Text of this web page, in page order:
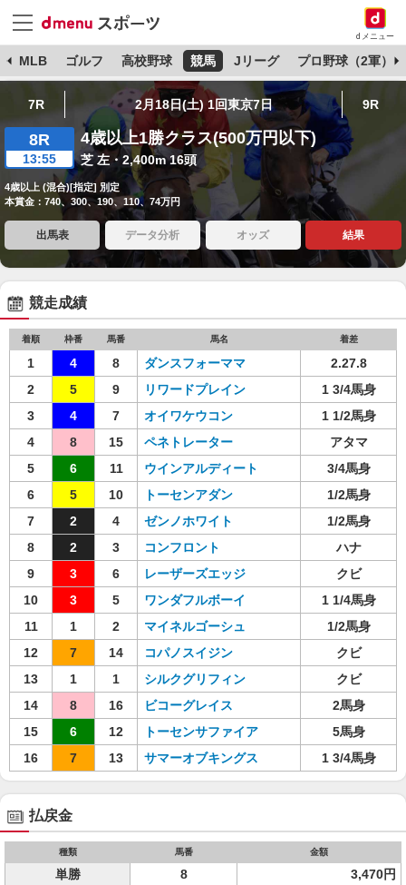
dメニュー
MLB ゴルフ 高校野球 競馬 Jリーグ プロ野球（2軍）
7R 2月18日(土) 1回東京7日 9R
8R
13:55
4歳以上1勝クラス(500万円以下)
芝 左・2,400m 16頭
4歳以上 (混合)[指定] 別定
本賞金：740、300、190、110、74万円
出馬表 データ分析 オッズ 結果
競走成績
着順 枠番 馬番 馬名 着差
1 4 8 ダンスフォーママ
2.27.8
2
5 9 リワードプレイン
1 3/4馬身
3
4 7 オイワケウコン
1 1/2馬身
4
8 15 ペネトレーター
アタマ
5
6 11 ウインアルディート
3/4馬身
6
5 10 トーセンアダン
1/2馬身
7
2 4 ゼンノホワイト
1/2馬身
8
2 3 コンフロント
ハナ
9
3 6 レーザーズエッジ
クビ
10
3 5 ワンダフルボーイ
1 1/4馬身
11
1 2 マイネルゴーシュ
1/2馬身
12
7 14 コパノスイジン
クビ
13
1 1 シルクグリフィン
クビ
14
8 16 ビコーグレイス
2馬身
15
6 12 トーセンサファイア
5馬身
16
7 13 サマーオブキングス 1 3/4馬身
払戻金
種類 馬番 金額
単勝 8 3,470円